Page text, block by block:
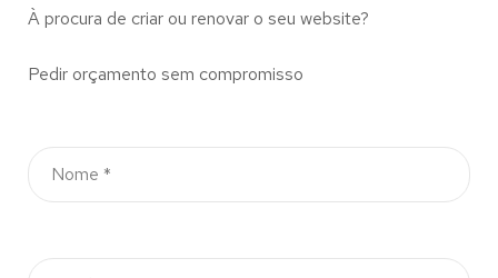
À procura de criar ou renovar o seu website?
Pedir orçamento sem compromisso